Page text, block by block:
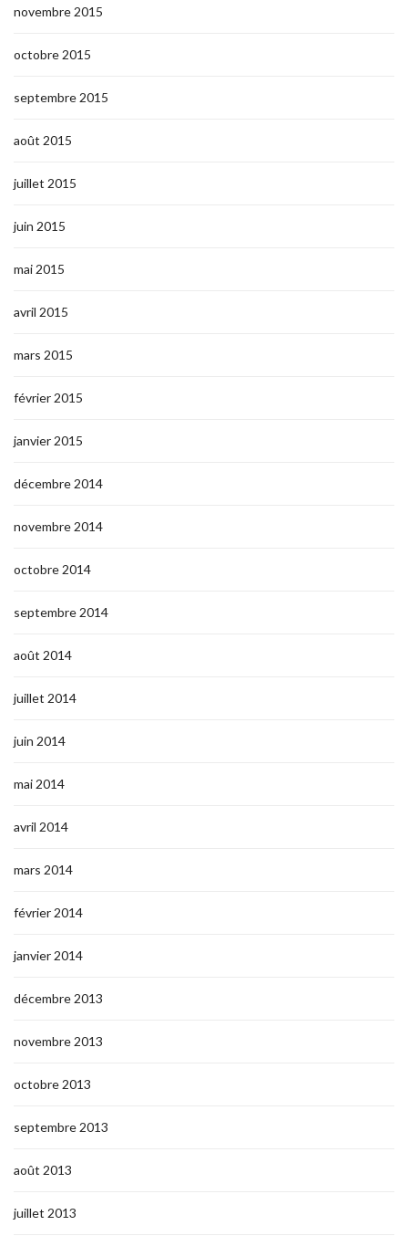
novembre 2015
octobre 2015
septembre 2015
août 2015
juillet 2015
juin 2015
mai 2015
avril 2015
mars 2015
février 2015
janvier 2015
décembre 2014
novembre 2014
octobre 2014
septembre 2014
août 2014
juillet 2014
juin 2014
mai 2014
avril 2014
mars 2014
février 2014
janvier 2014
décembre 2013
novembre 2013
octobre 2013
septembre 2013
août 2013
juillet 2013